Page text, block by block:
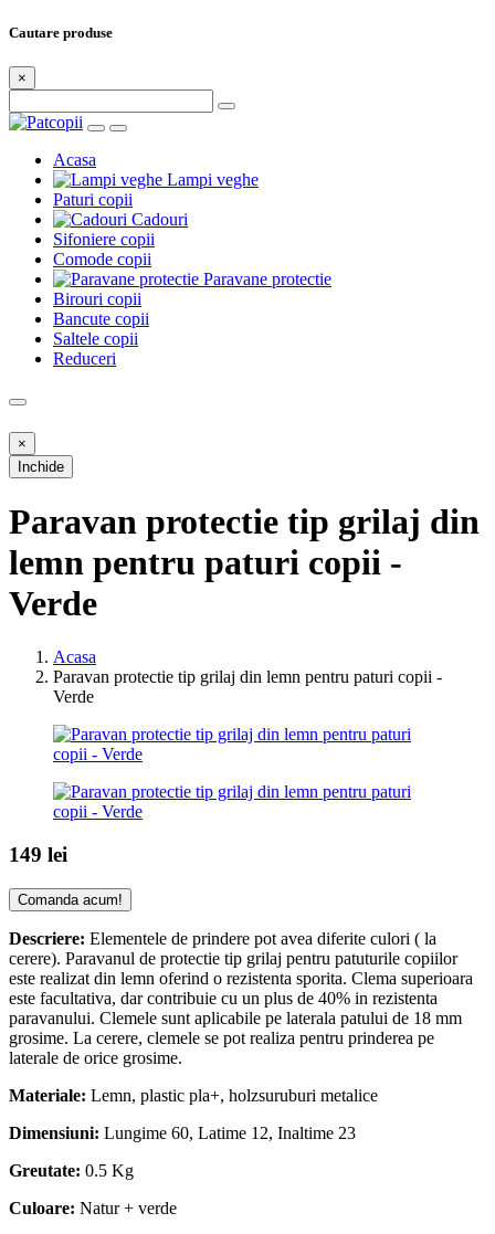
Cautare produse
×
Acasa
Lampi veghe
Paturi copii
Cadouri
Sifoniere copii
Comode copii
Paravane protectie
Birouri copii
Bancute copii
Saltele copii
Reduceri
×
Inchide
Paravan protectie tip grilaj din
lemn pentru paturi copii -
Verde
Acasa
Paravan protectie tip grilaj din lemn pentru paturi copii -
Verde
149 lei
Comanda acum!
Descriere: Elementele de prindere pot avea diferite culori ( la
cerere). Paravanul de protectie tip grilaj pentru patuturile copiilor
este realizat din lemn oferind o rezistenta sporita. Clema superioara
este facultativa, dar contribuie cu un plus de 40% in rezistenta
paravanului. Clemele sunt aplicabile pe laterala patului de 18 mm
grosime. La cerere, clemele se pot realiza pentru prinderea pe
laterale de orice grosime.
Materiale: Lemn, plastic pla+, holzsuruburi metalice
Dimensiuni: Lungime 60, Latime 12, Inaltime 23
Greutate: 0.5 Kg
Culoare: Natur + verde